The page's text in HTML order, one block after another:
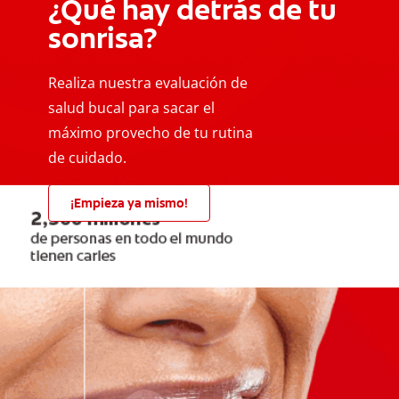
¿Qué hay detrás de tu
sonrisa?
Realiza nuestra evaluación de
salud bucal para sacar el
máximo provecho de tu rutina
de cuidado.
¡Empieza ya mismo!